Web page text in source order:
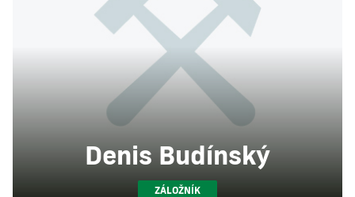
Denis Budínský
ZÁLOŽNÍK